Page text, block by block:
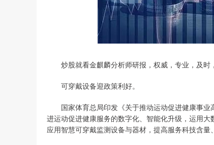
炒股就看金麒麟分析师研报，权威，专业，及时
可穿戴设备迎政策利好。
国家体育总局印发《关于推动运动促进健康事业
进运动促进健康服务的数字化、智能化升级，运用
应用智慧可穿戴监测设备与器材，提高服务科技含